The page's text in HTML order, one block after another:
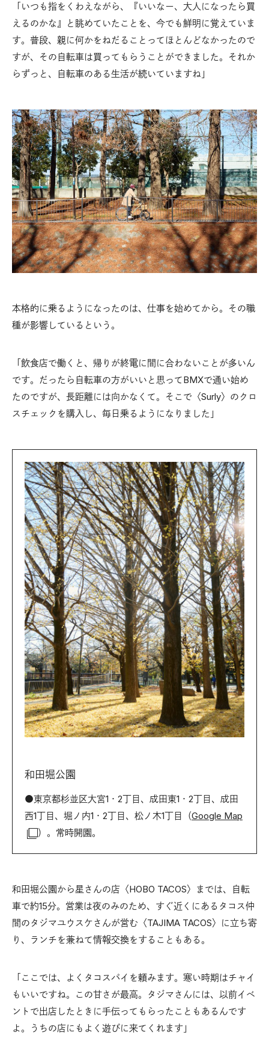
「いつも指をくわえながら、『いいなー、大人になったら買
えるのかな』と眺めていたことを、今でも鮮明に覚えていま
す。普段、親に何かをねだることってほとんどなかったので
すが、その自転車は買ってもらうことができました。それか
らずっと、自転車のある生活が続いていますね」
本格的に乗るようになったのは、仕事を始めてから。その職
種が影響しているという。
「飲食店で働くと、帰りが終電に間に合わないことが多いん
です。だったら自転車の方がいいと思ってBMXで通い始め
たのですが、長距離には向かなくて。そこで〈Surly〉のクロ
スチェックを購入し、毎日乗るようになりました」
和田堀公園
●東京都杉並区大宮1・2丁目、成田東1・2丁目、成田
西1丁目、堀ノ内1・2丁目、松ノ木1丁目（Google Map
）。常時開園。
和田堀公園から星さんの店〈HOBO TACOS〉までは、自転
車で約15分。営業は夜のみのため、すぐ近くにあるタコス仲
間のタジマユウスケさんが営む〈TAJIMA TACOS〉に立ち寄
り、ランチを兼ねて情報交換をすることもある。
「ここでは、よくタコスパイを頼みます。寒い時期はチャイ
もいいですね。この甘さが最高。タジマさんには、以前イベ
ントで出店したときに手伝ってもらったこともあるんです
よ。うちの店にもよく遊びに来てくれます」